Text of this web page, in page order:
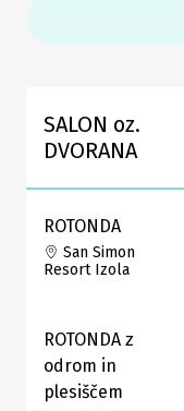
SALON oz.
DVORANA
ROTONDA
San Simon
Resort Izola
ROTONDA z
odrom in
plesiščem